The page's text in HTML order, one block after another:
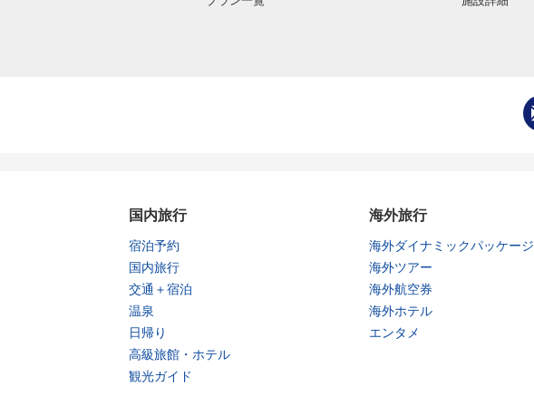
国内旅行
宿泊予約
国内旅行
交通＋宿泊
温泉
日帰り
高級旅館・ホテル
観光ガイド
海外旅行
海外ダイナミックパッケージ
海外ツアー
海外航空券
海外ホテル
エンタメ